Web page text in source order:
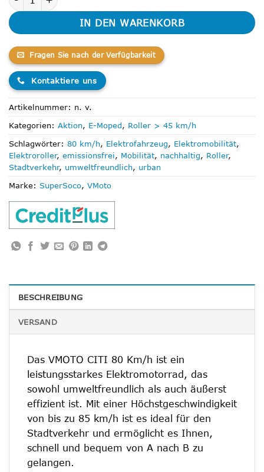
IN DEN WARENKORB
Fragen Sie nach der Verfügbarkeit
Kontaktiere uns
Artikelnummer: n. v.
Kategorien: Aktion, E-Moped, Roller > 45 km/h
Schlagwörter: 80 km/h, Elektrofahrzeug, Elektromobilität,
Elektroroller, emissionsfrei, Mobilität, nachhaltig, Roller,
Stadtverkehr, umweltfreundlich, urban
Marke: SuperSoco, VMoto
BESCHREIBUNG
VERSAND
Das VMOTO CITI 80 Km/h ist ein
leistungsstarkes Elektromotorrad, das
sowohl umweltfreundlich als auch äußerst
effizient ist. Mit einer Höchstgeschwindigkeit
von bis zu 85 km/h ist es ideal für den
Stadtverkehr und ermöglicht es Ihnen,
schnell und bequem von A nach B zu
gelangen.